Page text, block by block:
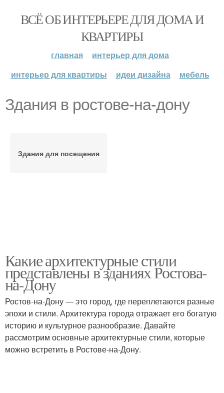
ВСЁ ОБ ИНТЕРЬЕРЕ ДЛЯ ДОМА И
КВАРТИРЫ
главная
интерьер для дома
интерьер для квартиры
идеи дизайна мебель
Здания в ростове-на-дону
Здания для посещения
Какие архитектурные стили
представлены в зданиях Ростова-
на-Дону
Ростов-на-Дону — это город, где переплетаются разные
эпохи и стили. Архитектура города отражает его богатую
историю и культурное разнообразие. Давайте
рассмотрим основные архитектурные стили, которые
можно встретить в Ростове-на-Дону.